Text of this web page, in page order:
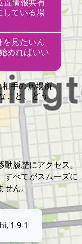
している場
見たいん
めればいい
手の居場所
こと、どう
履歴にアクセス。
すべてがスムーズに
ん。
1-9-1